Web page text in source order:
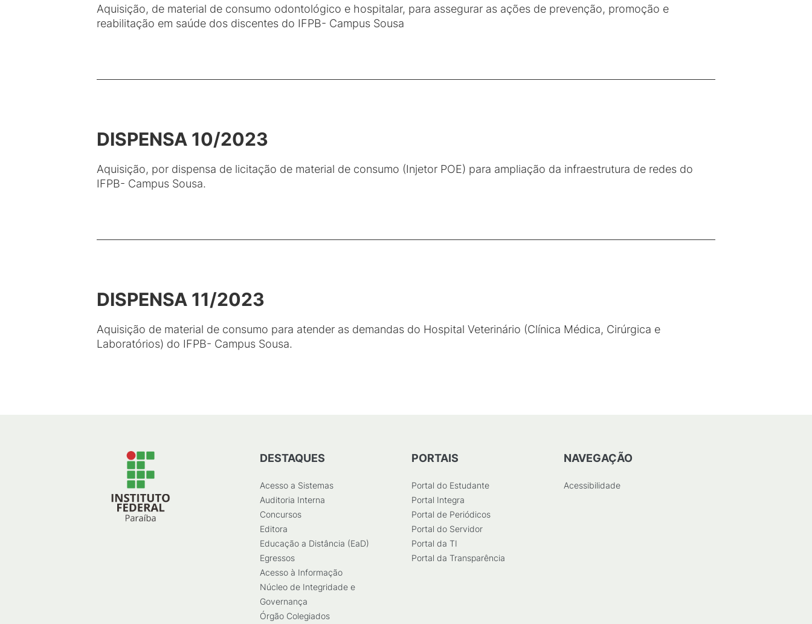
Aquisição, de material de consumo odontológico e hospitalar, para assegurar as ações de prevenção, promoção e
reabilitação em saúde dos discentes do IFPB- Campus Sousa
DISPENSA 10/2023
Aquisição, por dispensa de licitação de material de consumo (Injetor POE) para ampliação da infraestrutura de redes do
IFPB- Campus Sousa.
DISPENSA 11/2023
Aquisição de material de consumo para atender as demandas do Hospital Veterinário (Clínica Médica, Cirúrgica e
Laboratórios) do IFPB- Campus Sousa.
DESTAQUES
Acesso a Sistemas
Auditoria Interna
Concursos
Editora
Educação a Distância (EaD)
Egressos
Acesso à Informação
Núcleo de Integridade e
Governança
Órgão Colegiados
PORTAIS
Portal do Estudante
Portal Integra
Portal de Periódicos
Portal do Servidor
Portal da TI
Portal da Transparência
NAVEGAÇÃO
Acessibilidade